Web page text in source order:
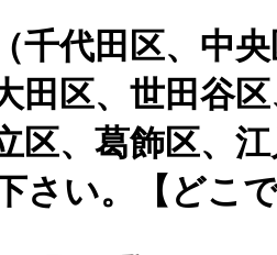
千代田区、中
田区、世田谷
区、葛飾区、
さい。【どこ